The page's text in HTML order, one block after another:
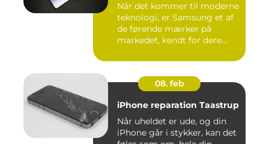
Når det kommer til moderne
teknologi, er Samsung et af
de førende mærker på
markedet, kendt for dere...
08. feb
iPhone reparation Taastrup
Når uheldet er ude, og din
iPhone går i stykker, kan det